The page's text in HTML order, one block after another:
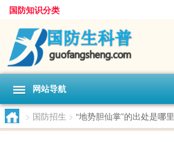
国防知识分类
网站导航
> 国防招生 > “地势胆仙掌”的出处是哪里